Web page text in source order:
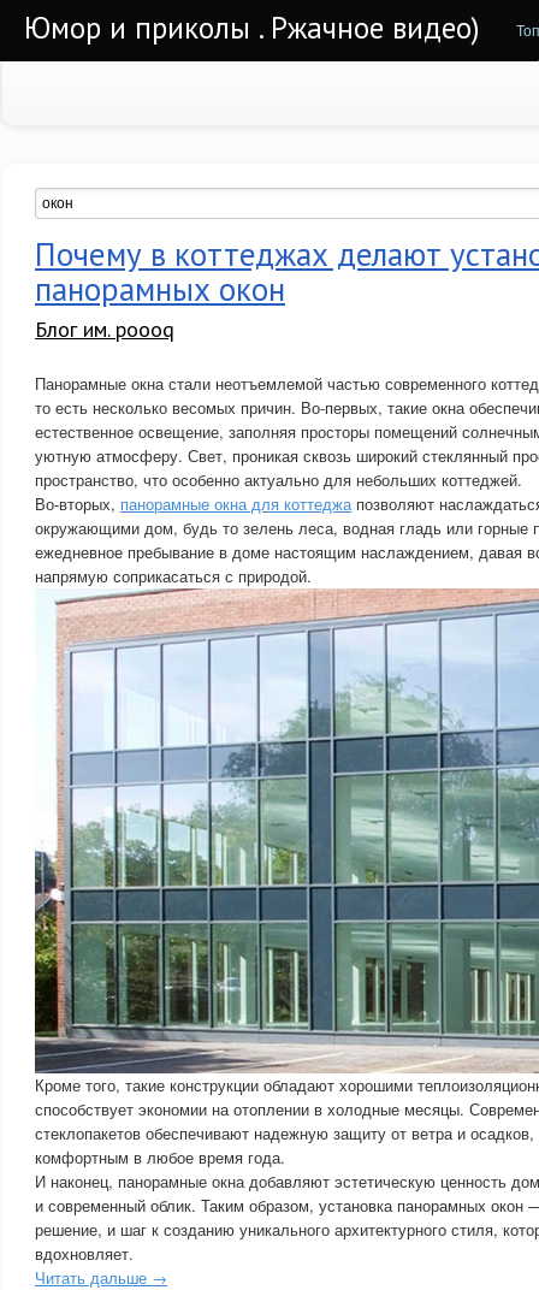
Юмор и приколы . Ржачное видео)
Почему в коттеджах делают
панорамных окон
Блог им. poooq
Панорамные окна стали неотъемлемой частью современного
то есть несколько весомых причин. Во-первых, такие окна
естественное освещение, заполняя просторы помещений
уютную атмосферу. Свет, проникая сквозь широкий стеклянный
пространство, что особенно актуально для небольших коттеджей.
Во-вторых, панорамные окна для коттеджапозволяют
окружающими дом, будь то зелень леса, водная гладь или горные
ежедневное пребывание в доме настоящим наслаждением, давая
напрямую соприкасаться с природой.
Кроме того, такие конструкции обладают хорошими
способствует экономии на отоплении в холодные месяцы.
стеклопакетов обеспечивают надежную защиту от ветра и
комфортным в любое время года.
И наконец, панорамные окна добавляют эстетическую ценность
и современный облик. Таким образом, установка панорамных окон
решение, и шаг к созданию уникального архитектурного стиля,
вдохновляет.
Читать дальше →